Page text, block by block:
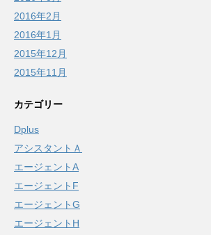
2016年2月
2016年1月
2015年12月
2015年11月
カテゴリー
Dplus
アシスタントＡ
エージェントA
エージェントF
エージェントG
エージェントH